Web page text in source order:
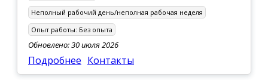
Неполный рабочий день/неполная рабочая неделя
Опыт работы: Без опыта
Обновлено: 30 июля 2026
Подробнее Контакты